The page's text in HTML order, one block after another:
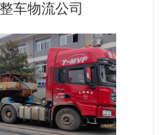
车物流公司